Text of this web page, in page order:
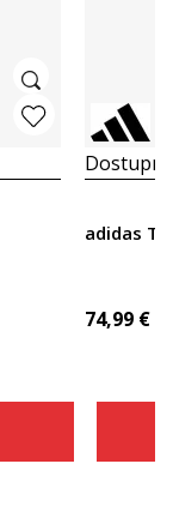
adidas TT
74,99 €